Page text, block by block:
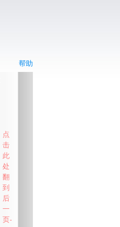
帮助
点
击
此
处
翻
到
后
一
页-